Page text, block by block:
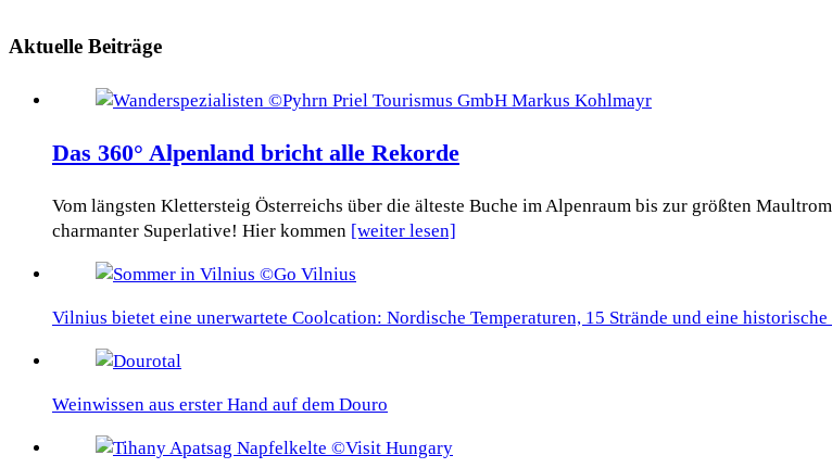
Aktuelle Beiträge
Das 360° Alpenland bricht alle Rekorde
Vom längsten Klettersteig Österreichs über die älteste Buche im Alpenraum bis zur größten
charmanter Superlative! Hier kommen [weiter lesen]
Vilnius bietet eine unerwartete Coolcation: Nordische Temperaturen, 15 Strände und eine
Weinwissen aus erster Hand auf dem Douro